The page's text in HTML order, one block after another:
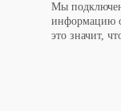
Мы
информацию
это значит,